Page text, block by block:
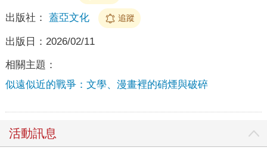
出版社： 蓋亞文化 追蹤
出版日： 2026/02/11
相關主題：
似遠似近的戰爭：文學、漫畫裡的硝煙與破碎
活動訊息